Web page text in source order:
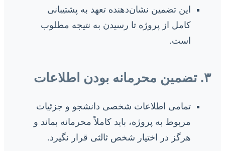
این تضمین نشان‌دهنده تعهد به پشتیبانی
کامل از پروژه تا رسیدن به نتیجه مطلوب
است.
۳. تضمین محرمانه بودن اطلاعات
تمامی اطلاعات شخصی دانشجو و جزئیات
مربوط به پروژه، باید کاملاً محرمانه بماند و
هرگز در اختیار شخص ثالثی قرار نگیرد.